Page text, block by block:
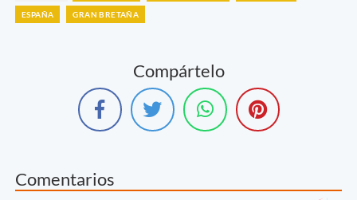
ESPAÑA GRAN BRETAÑA
Compártelo
Comentarios